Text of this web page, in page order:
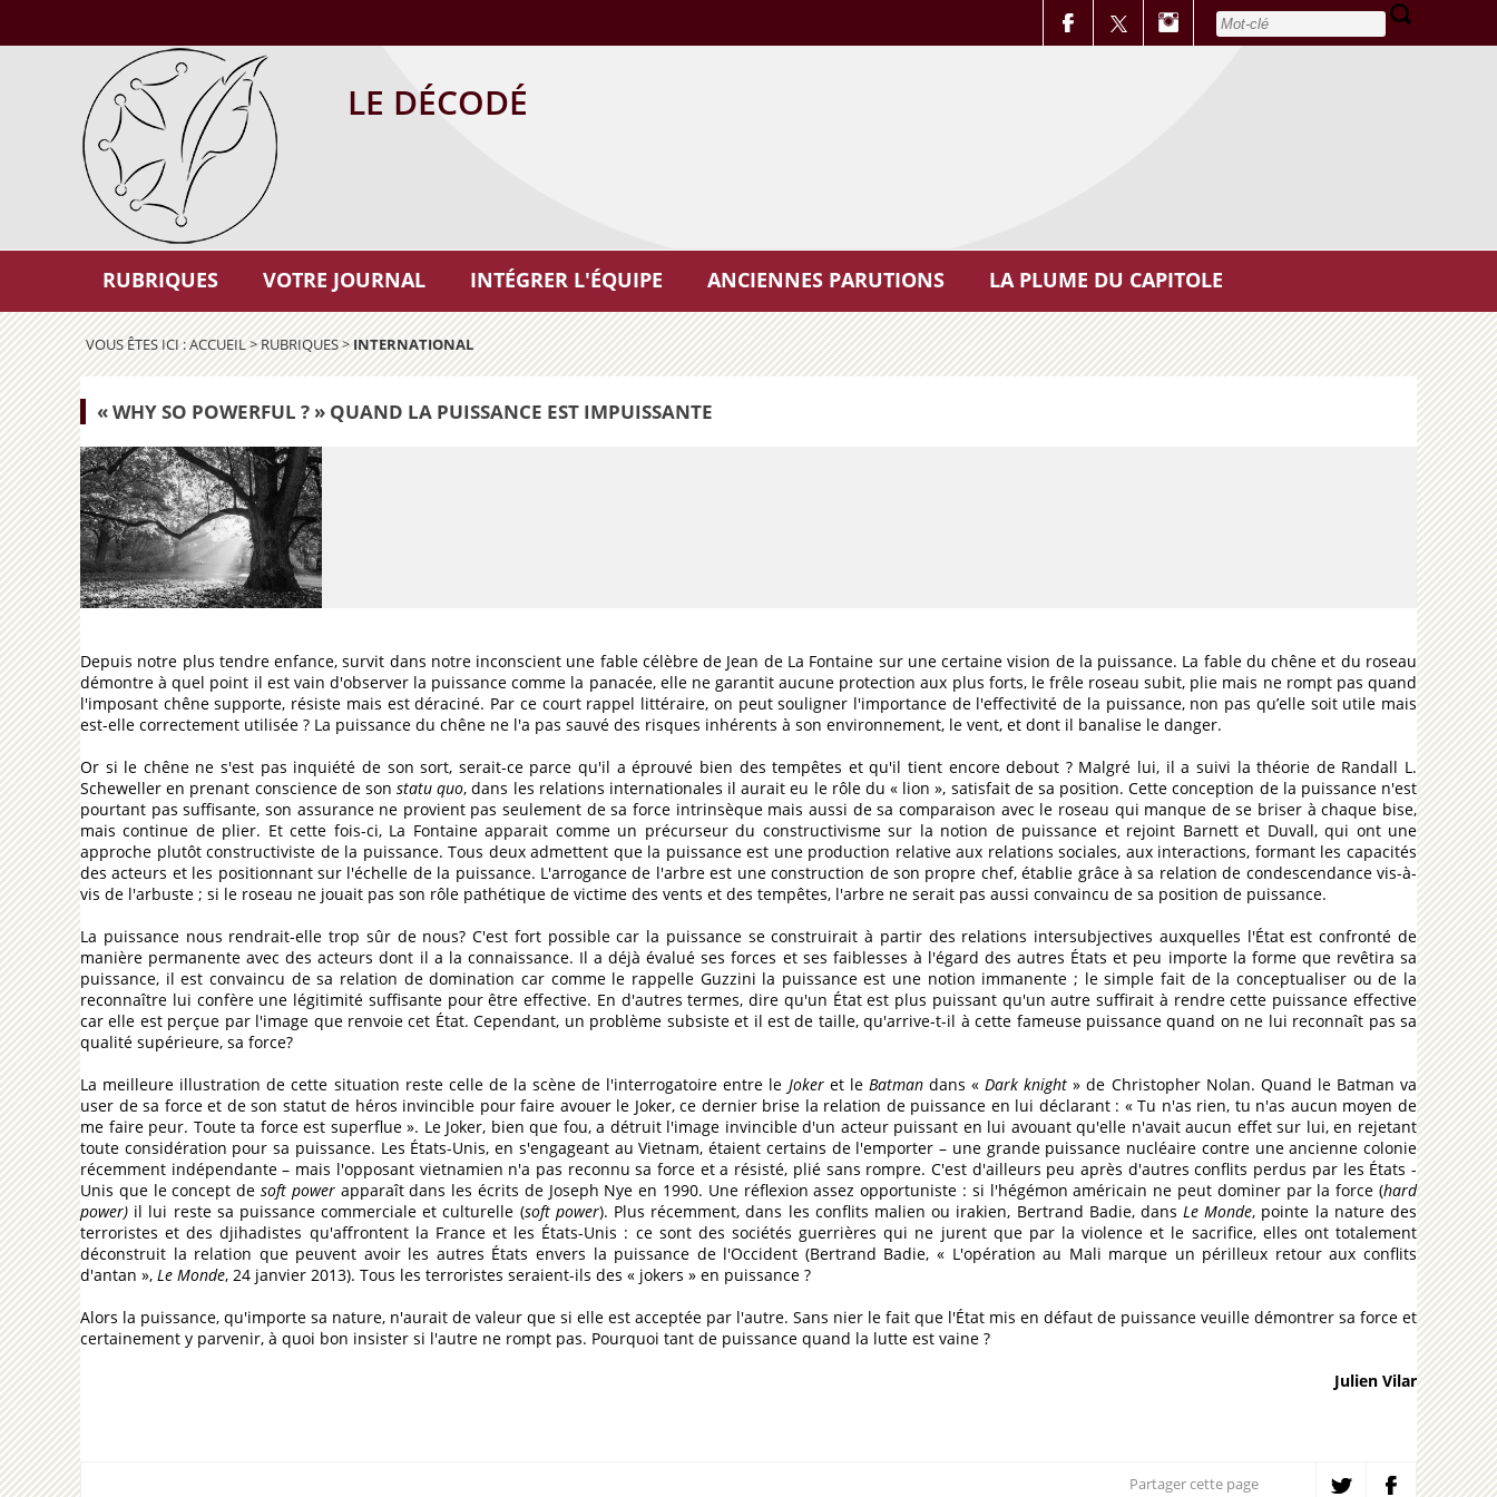
LE DÉCODÉ
RUBRIQUES VOTRE JOURNAL INTÉGRER L'ÉQUIPE ANCIENNES PARUTIONS LA PLUME DU CAPITOLE
VOUS ÊTES ICI :ACCUEIL>RUBRIQUES>INTERNATIONAL
« WHY SO POWERFUL ? » QUAND LA PUISSANCE EST IMPUISSANTE
Depuis notre plus tendre enfance, survit dans notre inconscient une fable célèbre de Jean de La Fontaine sur une certaine vision de la puissance. La fable du chêne et du roseau
démontre à quel point il est vain d'observer la puissance comme la panacée, elle ne garantit aucune protection aux plus forts, le frêle roseau subit, plie mais ne rompt pas quand
l'imposant chêne supporte, résiste mais est déraciné. Par ce court rappel littéraire, on peut souligner l'importance de l'effectivité de la puissance, non pas qu’elle soit utile mais
est-elle correctement utilisée ? La puissance du chêne ne l'a pas sauvé des risques inhérents à son environnement, le vent, et dont il banalise le danger.
Or si le chêne ne s'est pas inquiété de son sort, serait-ce parce qu'il a éprouvé bien des tempêtes et qu'il tient encore debout ? Malgré lui, il a suivi la théorie de Randall L.
Scheweller en prenant conscience de son statu quo, dans les relations internationales il aurait eu le rôle du « lion », satisfait de sa position. Cette conception de la puissance n'est
pourtant pas suffisante, son assurance ne provient pas seulement de sa force intrinsèque mais aussi de sa comparaison avec le roseau qui manque de se briser à chaque bise,
mais continue de plier. Et cette fois-ci, La Fontaine apparait comme un précurseur du constructivisme sur la notion de puissance et rejoint Barnett et Duvall, qui ont une
approche plutôt constructiviste de la puissance. Tous deux admettent que la puissance est une production relative aux relations sociales, aux interactions, formant les capacités
des acteurs et les positionnant sur l'échelle de la puissance. L'arrogance de l'arbre est une construction de son propre chef, établie grâce à sa relation de condescendance vis-à-
vis de l'arbuste ; si le roseau ne jouait pas son rôle pathétique de victime des vents et des tempêtes, l'arbre ne serait pas aussi convaincu de sa position de puissance.
La puissance nous rendrait-elle trop sûr de nous? C'est fort possible car la puissance se construirait à partir des relations intersubjectives auxquelles l'État est confronté de
manière permanente avec des acteurs dont il a la connaissance. Il a déjà évalué ses forces et ses faiblesses à l'égard des autres États et peu importe la forme que revêtira sa
puissance, il est convaincu de sa relation de domination car comme le rappelle Guzzini la puissance est une notion immanente ; le simple fait de la conceptualiser ou de la
reconnaître lui confère une légitimité suffisante pour être effective. En d'autres termes, dire qu'un État est plus puissant qu'un autre suffirait à rendre cette puissance effective
car elle est perçue par l'image que renvoie cet État. Cependant, un problème subsiste et il est de taille, qu'arrive-t-il à cette fameuse puissance quand on ne lui reconnaît pas sa
qualité supérieure, sa force?
La meilleure illustration de cette situation reste celle de la scène de l'interrogatoire entre le Jokeret le Batmandans « Dark knight » de Christopher Nolan. Quand le Batman va
user de sa force et de son statut de héros invincible pour faire avouer le Joker, ce dernier brise la relation de puissance en lui déclarant : « Tu n'as rien, tu n'as aucun moyen de
me faire peur. Toute ta force est superflue ». Le Joker, bien que fou, a détruit l'image invincible d'un acteur puissant en lui avouant qu'elle n'avait aucun effet sur lui, en rejetant
toute considération pour sa puissance. Les États-Unis, en s'engageant au Vietnam, étaient certains de l'emporter – une grande puissance nucléaire contre une ancienne colonie
récemment indépendante – mais l'opposant vietnamien n'a pas reconnu sa force et a résisté, plié sans rompre. C'est d'ailleurs peu après d'autres conflits perdus par les États -
Unis que le concept de soft powerapparaît dans les écrits de Joseph Nye en 1990. Une réflexion assez opportuniste : si l'hégémon américain ne peut dominer par la force (hard
power) il lui reste sa puissance commerciale et culturelle (soft power). Plus récemment, dans les conflits malien ou irakien, Bertrand Badie, dans Le Monde, pointe la nature des
terroristes et des djihadistes qu'affrontent la France et les États-Unis : ce sont des sociétés guerrières qui ne jurent que par la violence et le sacrifice, elles ont totalement
déconstruit la relation que peuvent avoir les autres États envers la puissance de l'Occident (Bertrand Badie, « L'opération au Mali marque un périlleux retour aux conflits
d'antan », Le Monde, 24 janvier 2013). Tous les terroristes seraient-ils des « jokers » en puissance ?
Alors la puissance, qu'importe sa nature, n'aurait de valeur que si elle est acceptée par l'autre. Sans nier le fait que l'État mis en défaut de puissance veuille démontrer sa force et
certainement y parvenir, à quoi bon insister si l'autre ne rompt pas. Pourquoi tant de puissance quand la lutte est vaine ?
Julien Vilar
Partager cette page